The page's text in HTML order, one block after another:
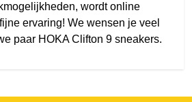
wordt online
ervaring! We wensen je veel
paar HOKA Clifton 9 sneakers.